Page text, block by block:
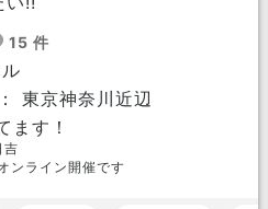
15 件
東京神奈川近辺
ます！
ンライン開催です